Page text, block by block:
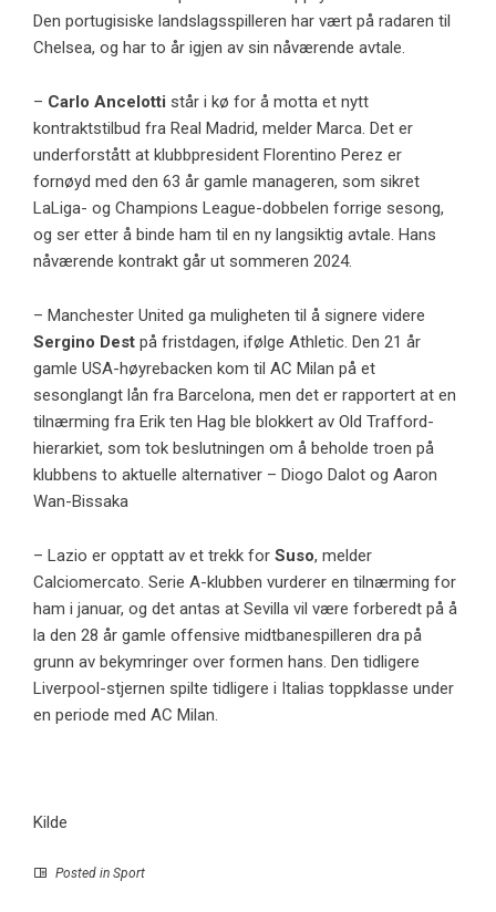
Den portugisiske landslagsspilleren har vært på radaren til
Chelsea, og har to år igjen av sin nåværende avtale.
– Carlo Ancelotti står i kø for å motta et nytt
kontraktstilbud fra Real Madrid, melder Marca. Det er
underforstått at klubbpresident Florentino Perez er
fornøyd med den 63 år gamle manageren, som sikret
LaLiga- og Champions League-dobbelen forrige sesong,
og ser etter å binde ham til en ny langsiktig avtale. Hans
nåværende kontrakt går ut sommeren 2024.
– Manchester United ga muligheten til å signere videre
Sergino Dest på fristdagen, ifølge Athletic. Den 21 år
gamle USA-høyrebacken kom til AC Milan på et
sesonglangt lån fra Barcelona, ​​men det er rapportert at en
tilnærming fra Erik ten Hag ble blokkert av Old Trafford-
hierarkiet, som tok beslutningen om å beholde troen på
klubbens to aktuelle alternativer – Diogo Dalot og Aaron
Wan-Bissaka
– Lazio er opptatt av et trekk for Suso, melder
Calciomercato. Serie A-klubben vurderer en tilnærming for
ham i januar, og det antas at Sevilla vil være forberedt på å
la den 28 år gamle offensive midtbanespilleren dra på
grunn av bekymringer over formen hans. Den tidligere
Liverpool-stjernen spilte tidligere i Italias toppklasse under
en periode med AC Milan.
Kilde
Posted in Sport